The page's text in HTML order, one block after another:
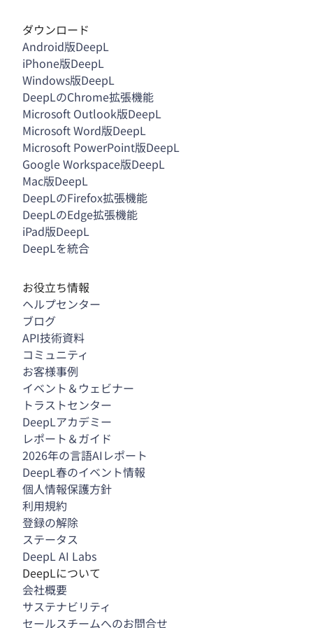
ダウンロード
Android版DeepL
iPhone版DeepL
Windows版DeepL
DeepLのChrome拡張機能
Microsoft Outlook版DeepL
Microsoft Word版DeepL
Microsoft PowerPoint版DeepL
Google Workspace版DeepL
Mac版DeepL
DeepLのFirefox拡張機能
DeepLのEdge拡張機能
iPad版DeepL
DeepLを統合
お役立ち情報
ヘルプセンター
ブログ
API技術資料
コミュニティ
お客様事例
イベント＆ウェビナー
トラストセンター
DeepLアカデミー
レポート＆ガイド
2026年の言語AIレポート
DeepL春のイベント情報
個人情報保護方針
利用規約
登録の解除
ステータス
DeepL AI Labs
DeepLについて
会社概要
サステナビリティ
セールスチームへのお問合せ